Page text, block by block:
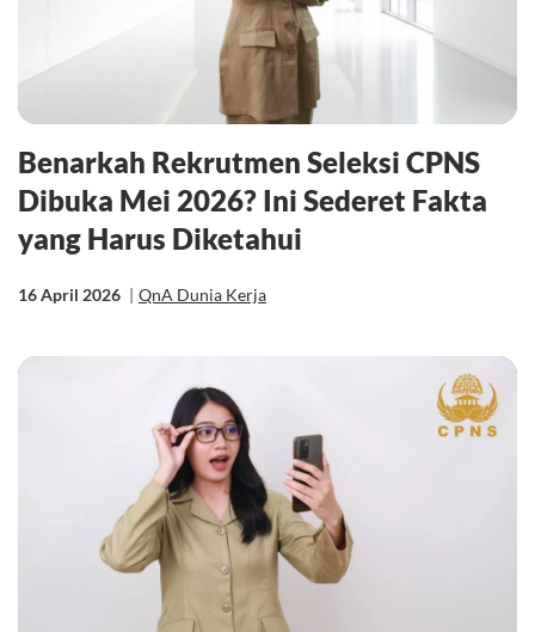
Benarkah Rekrutmen Seleksi CPNS
Dibuka Mei 2026? Ini Sederet Fakta
yang Harus Diketahui
16 April 2026 | QnA Dunia Kerja